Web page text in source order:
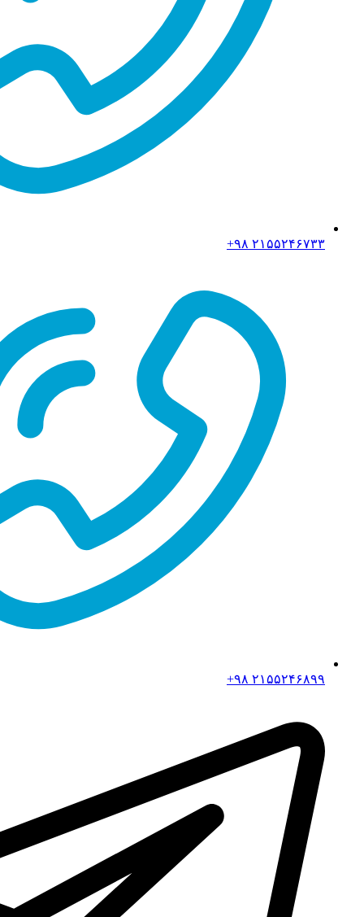
۲۱۵۵۲۴۶۷۳۳ ۹۸+
۲۱۵۵۲۴۶۸۹۹ ۹۸+